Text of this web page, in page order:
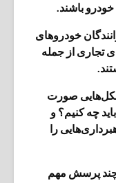
خودرو باشند.
خودروهای
تجاری از جمله
شکل‌هایی صورت
چه کنیم؟ و
را
چند پرسش مهم